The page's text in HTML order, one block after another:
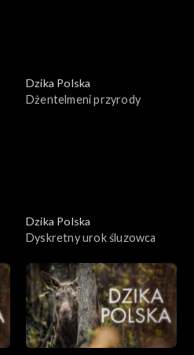
Dzika Polska
Dżentelmeni przyrody
Dzika Polska
Dyskretny urok śluzowca